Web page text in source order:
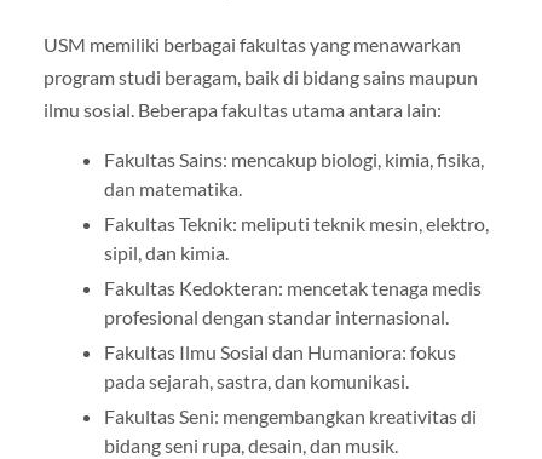
USM memiliki berbagai fakultas yang menawarkan
program studi beragam, baik di bidang sains maupun
ilmu sosial. Beberapa fakultas utama antara lain:
Fakultas Sains: mencakup biologi, kimia, fisika,
dan matematika.
Fakultas Teknik: meliputi teknik mesin, elektro,
sipil, dan kimia.
Fakultas Kedokteran: mencetak tenaga medis
profesional dengan standar internasional.
Fakultas Ilmu Sosial dan Humaniora: fokus
pada sejarah, sastra, dan komunikasi.
Fakultas Seni: mengembangkan kreativitas di
bidang seni rupa, desain, dan musik.